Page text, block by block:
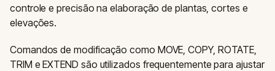
controle e precisão na elaboração de plantas, cortes e
elevações.
Comandos de modificação como MOVE, COPY, ROTATE,
TRIM e EXTEND são utilizados frequentemente para ajustar